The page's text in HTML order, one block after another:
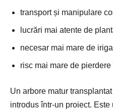
transport și manipulare
lucrări mai atente de
necesar mai mare de
risc mai mare de
Un arbore matur
introdus într-un proiect.